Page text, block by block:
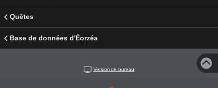
Quêtes
Base de données d'Éorzéa
Version de bureau